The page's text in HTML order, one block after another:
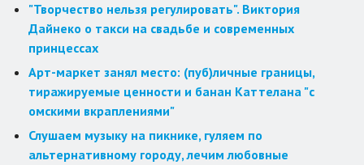
"Творчество нельзя регулировать". Виктория
Дайнеко о такси на свадьбе и современных
принцессах
Арт-маркет занял место: (пуб)личные границы,
тиражируемые ценности и банан Каттелана "с
омскими вкраплениями"
Слушаем музыку на пикнике, гуляем по
альтернативному городу, лечим любовные